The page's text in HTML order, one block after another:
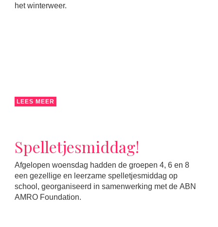
het winterweer.
LEES MEER
Spelletjesmiddag!
Afgelopen woensdag hadden de groepen 4, 6 en 8
een gezellige en leerzame spelletjesmiddag op
school, georganiseerd in samenwerking met de ABN
AMRO Foundation.